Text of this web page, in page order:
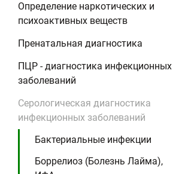
Определение наркотических и
психоактивных веществ
Пренатальная диагностика
ПЦР - диагностика инфекционных
заболеваний
Серологическая диагностика
инфекционных заболеваний
Бактериальные инфекции
Боррелиоз (Болезнь Лайма),